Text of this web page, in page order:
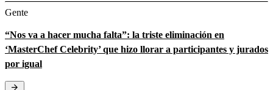
Gente
“Nos va a hacer mucha falta”: la triste eliminación en
‘MasterChef Celebrity’ que hizo llorar a participantes y jurados
por igual